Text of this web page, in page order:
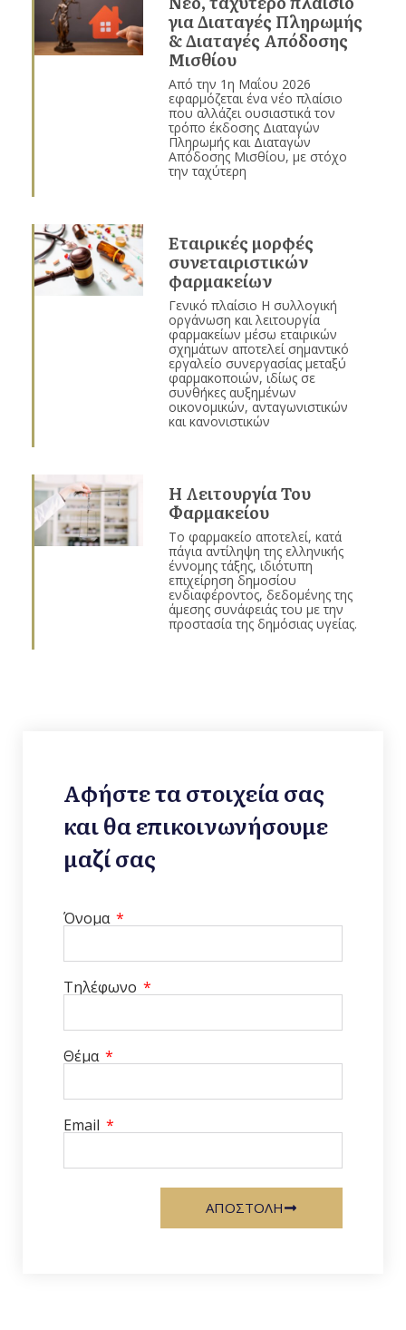
για Διαταγές Πληρωμής
& Διαταγές Απόδοσης
Μισθίου
Από την 1η Μαΐου 2026
εφαρμόζεται ένα νέο πλαίσιο
που αλλάζει ουσιαστικά τον
τρόπο έκδοσης Διαταγών
Πληρωμής και Διαταγών
Απόδοσης Μισθίου, με στόχο
την ταχύτερη
Εταιρικές μορφές
συνεταιριστικών
φαρμακείων
Γενικό πλαίσιο Η συλλογική
οργάνωση και λειτουργία
φαρμακείων μέσω εταιρικών
σχημάτων αποτελεί σημαντικό
εργαλείο συνεργασίας μεταξύ
φαρμακοποιών, ιδίως σε
συνθήκες αυξημένων
οικονομικών, ανταγωνιστικών
και κανονιστικών
Η Λειτουργία Του
Φαρμακείου
Το φαρμακείο αποτελεί, κατά
πάγια αντίληψη της ελληνικής
έννομης τάξης, ιδιότυπη
επιχείρηση δημοσίου
ενδιαφέροντος, δεδομένης της
άμεσης συνάφειάς του με την
προστασία της δημόσιας υγείας.
Αφήστε τα στοιχεία σας
και θα επικοινωνήσουμε
μαζί σας
Όνομα
Τηλέφωνο
Θέμα
Email
ΑΠΟΣΤΟΛΗ